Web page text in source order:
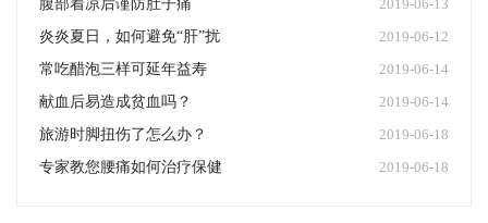
腹部着凉后谨防肚子痛
2019-06-13
炎炎夏日，如何避免“肝”扰
2019-06-12
常吃醋泡三样可延年益寿
2019-06-14
献血后易造成贫血吗？
2019-06-14
旅游时脚扭伤了怎么办？
2019-06-18
专家教您腰痛如何治疗保健
2019-06-18